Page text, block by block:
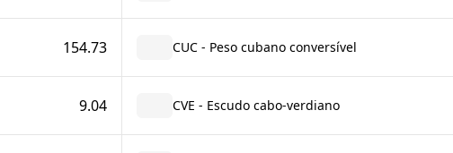
154.73 CUC - Peso cubano conversível
9.04 CVE - Escudo cabo-verdiano